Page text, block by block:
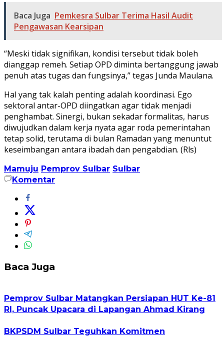
Baca Juga Pemkesra Sulbar Terima Hasil Audit
Pengawasan Kearsipan
“Meski tidak signifikan, kondisi tersebut tidak boleh
dianggap remeh. Setiap OPD diminta bertanggung jawab
penuh atas tugas dan fungsinya,” tegas Junda Maulana.
Hal yang tak kalah penting adalah koordinasi. Ego
sektoral antar-OPD diingatkan agar tidak menjadi
penghambat. Sinergi, bukan sekadar formalitas, harus
diwujudkan dalam kerja nyata agar roda pemerintahan
tetap solid, terutama di bulan Ramadan yang menuntut
keseimbangan antara ibadah dan pengabdian. (Rls)
Mamuju Pemprov Sulbar Sulbar
Komentar
Baca Juga
Pemprov Sulbar Matangkan Persiapan HUT Ke-81
RI, Puncak Upacara di Lapangan Ahmad Kirang
BKPSDM Sulbar Teguhkan Komitmen